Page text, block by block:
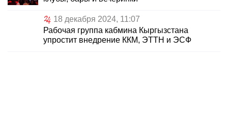
18 декабря 2024, 11:07
Рабочая группа кабмина Кыргызстана
упростит внедрение ККМ, ЭТТН и ЭСФ